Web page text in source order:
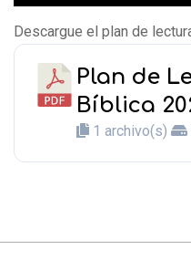
Descargue el plan de
Plan de
Bíblica
1 archivo(s)